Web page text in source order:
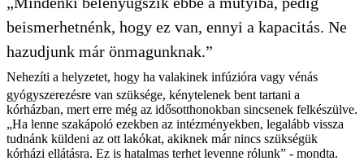
beismerhetnénk, hogy ez van, ennyi a kapacitás. Ne
hazudjunk már önmagunknak.”
Nehezíti a helyzetet, hogy ha valakinek infúzióra vagy vénás
gyógyszerezésre van szüksége, kénytelenek bent tartani a
kórházban, mert erre még az idősotthonokban sincsenek felkészülve.
„Ha lenne szakápoló ezekben az intézményekben, legalább vissza
tudnánk küldeni az ott lakókat, akiknek már nincs szükségük
kórházi ellátásra. Ez is hatalmas terhet levenne rólunk” - mondta.